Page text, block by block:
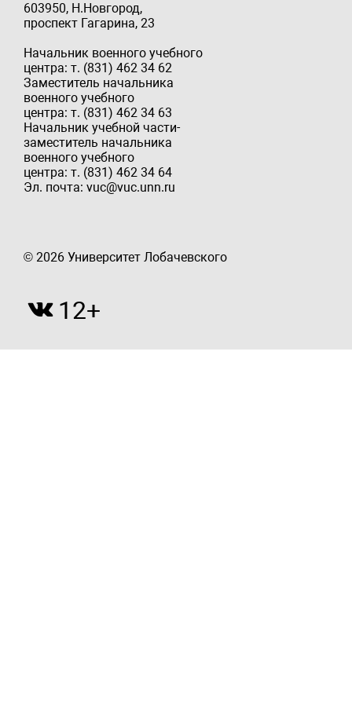
603950, Н.Новгород,
проспект Гагарина, 23
Начальник военного учебного
центра: т. (831) 462 34 62
Заместитель начальника
военного учебного
центра: т. (831) 462 34 63
Начальник учебной части-
заместитель начальника
военного учебного
центра: т. (831) 462 34 64
Эл. почта: vuc@vuc.unn.ru
© 2026 Университет Лобачевского
12+